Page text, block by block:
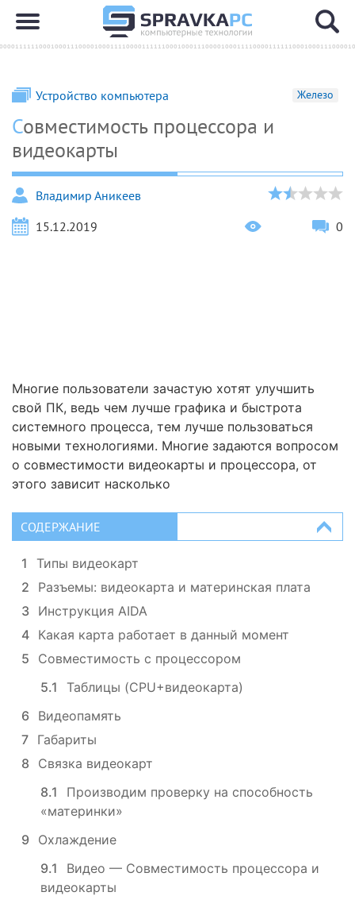
Устройство компьютера Железо
Совместимость процессора и
видеокарты
Владимир Аникеев
15.12.2019
0
Многие пользователи зачастую хотят улучшить
свой ПК, ведь чем лучше графика и быстрота
системного процесса, тем лучше пользоваться
новыми технологиями. Многие задаются вопросом
о совместимости видеокарты и процессора, от
этого зависит насколько
СОДЕРЖАНИЕ
1
Типы видеокарт
2
Разъемы: видеокарта и материнская плата
3 Инструкция AIDA
4 Какая карта работает в данный момент
5
Совместимость с процессором
5.1
Таблицы (CPU+видеокарта)
6
Видеопамять
7 Габариты
8
Связка видеокарт
8.1
Производим проверку на способность
«материнки»
9 Охлаждение
9.1
Видео — Совместимость процессора и
видеокарты